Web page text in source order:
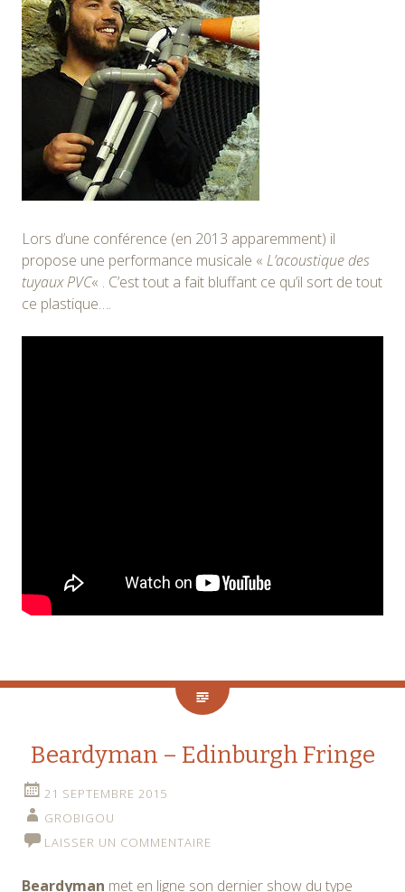
Lors d’une conférence (en 2013 apparemment) il
propose une performance musicale « L’acoustique des
tuyaux PVC« . C’est tout a fait bluffant ce qu’il sort de tout
ce plastique….
Beardyman – Edinburgh Fringe
21 SEPTEMBRE 2015
GROBIGOU
LAISSER UN COMMENTAIRE
Beardyman met en ligne son dernier show du type